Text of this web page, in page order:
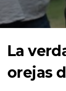
La
orejas